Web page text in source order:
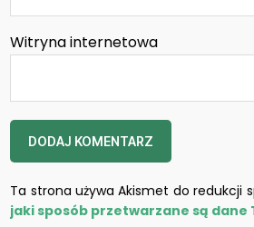
Witryna internetowa
Ta strona używa Akismet do redukcji
jaki sposób przetwarzane są